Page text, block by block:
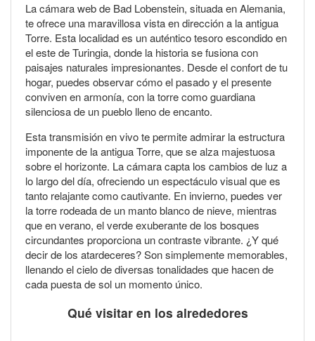
La cámara web de Bad Lobenstein, situada en Alemania,
te ofrece una maravillosa vista en dirección a la antigua
Torre. Esta localidad es un auténtico tesoro escondido en
el este de Turingia, donde la historia se fusiona con
paisajes naturales impresionantes. Desde el confort de tu
hogar, puedes observar cómo el pasado y el presente
conviven en armonía, con la torre como guardiana
silenciosa de un pueblo lleno de encanto.
Esta transmisión en vivo te permite admirar la estructura
imponente de la antigua Torre, que se alza majestuosa
sobre el horizonte. La cámara capta los cambios de luz a
lo largo del día, ofreciendo un espectáculo visual que es
tanto relajante como cautivante. En invierno, puedes ver
la torre rodeada de un manto blanco de nieve, mientras
que en verano, el verde exuberante de los bosques
circundantes proporciona un contraste vibrante. ¿Y qué
decir de los atardeceres? Son simplemente memorables,
llenando el cielo de diversas tonalidades que hacen de
cada puesta de sol un momento único.
Qué visitar en los alrededores